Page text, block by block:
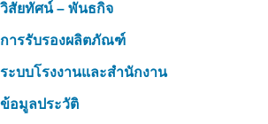
วิสัยทัศน์ – พันธกิจ
การรับรองผลิตภัณฑ์
ระบบโรงงานและสำนักงาน
ข้อมูลประวัติ